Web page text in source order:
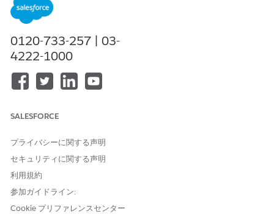
画像
動画
.mp4、.mov、.avi
オーディオ
.mp3、.wav、.mp
この記事で問題は解決されましたか?
ご意見をお待ちしております。
0120-733-257 | 03-
4222-1000
SALESFORCE
プライバシーに関する声明
セキュリティに関する声明
利用規約
参加ガイドライン:
Cookie プリファレンスセンター